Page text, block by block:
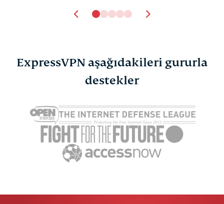
ExpressVPN aşağıdakileri gururla
destekler